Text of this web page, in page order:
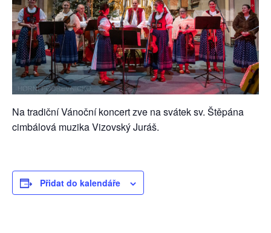
Na tradiční Vánoční koncert zve na svátek sv. Štěpána
cimbálová muzika Vizovský Juráš.
Přidat do kalendáře